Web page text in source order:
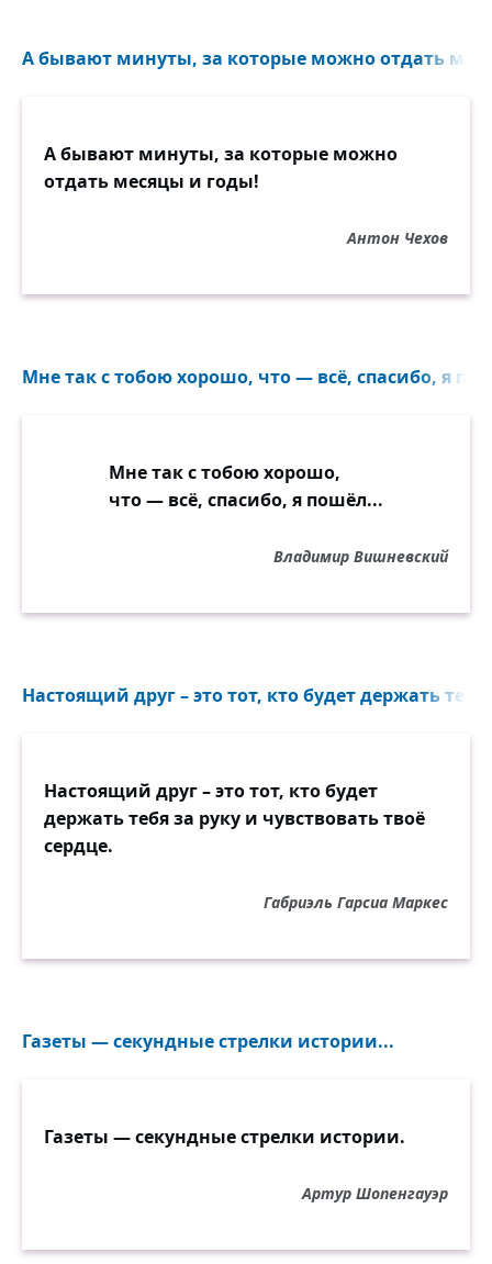
А бывают минуты, за которые можно отдать
А бывают минуты, за которые можно
отдать месяцы и годы!
Антон Чехов
Мне так с тобою хорошо, что — всё, спасибо, я
Мне так с тобою хорошо,
что — всё, спасибо, я пошёл...
Владимир Вишневский
Настоящий друг – это тот, кто будет держать
Настоящий друг – это тот, кто будет
держать тебя за руку и чувствовать твоё
сердце.
Габриэль Гарсиа Маркес
Газеты — секундные стрелки истории...
Газеты — секундные стрелки истории.
Артур Шопенгауэр